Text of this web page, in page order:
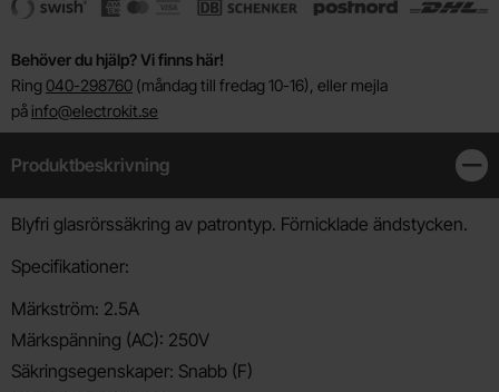
Behöver du hjälp? Vi finns här!
Ring 040-298760 (måndag till fredag 10-16), eller mejla
på info@electrokit.se
Produktbeskrivning
Produktbeskrivning
Blyfri glasrörssäkring av patrontyp. Förnicklade ändstycken.
Specifikationer:
Märkström: 2.5A
Märkspänning (AC): 250V
Säkringsegenskaper: Snabb (F)